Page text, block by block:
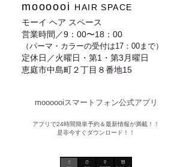
moooooi
HAIR SPACE
モーイ ヘア スペース
営業時間／9：00〜18：00
（パーマ・カラーの受付は17：00まで）
定休日／火曜日・第1・第3月曜日
恵庭市中島町２丁目８番地15
moooooiスマートフォン公式アプリ​
​アプリで24時間簡単予約＆最新情報が満載！！
是非今すぐダウンロード！！